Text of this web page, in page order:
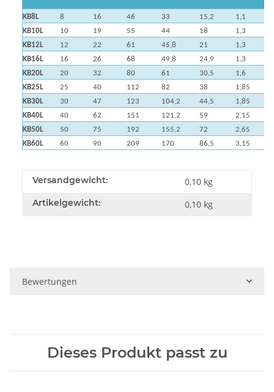
KB8L
8 16 46 33 15,2 1,1
KB10L
10 19 55 44 18 1,3
KB12L
12 22 61 45,8 21 1,3
KB16L
16 26 68 49,8 24,9 1,3
KB20L
20 32 80 61 30,5 1,6
KB25L
25 40 112 82 38 1,85
KB30L
30 47 123 104,2 44,5 1,85
KB40L
40 62 151 121,2 59 2,15
KB50L
50 75 192 155,2 72 2,65
KB60L
60 90 209 170 86,5 3,15
Versandgewicht: 0,10 kg
Artikelgewicht: 0,10 kg
Bewertungen
Dieses Produkt passt zu